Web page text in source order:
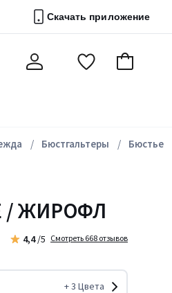
Скачать приложение
ПерейтиВ
Бюстгальтеры Бюстье
/ ЖИРОФЛ
4,4 /5 Смотреть 668 отзывов
+3 Цвета